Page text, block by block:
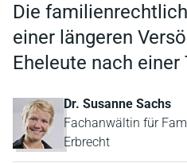
Die
einer längeren
Eheleute nach einer
Dr. Susanne Sachs
Fachanwältin für
Erbrecht